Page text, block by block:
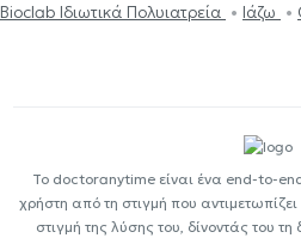
Bioclab Ιδιωτικά Πολυιατρεία
Ιάζω
Το doctoranytime είναι ένα end-to-
χρήστη από τη στιγμή που
στιγμή της λύσης του, δίνοντάς του τη